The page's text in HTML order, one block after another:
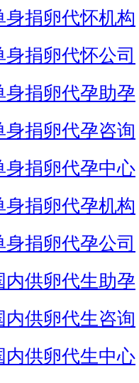
身捐卵代怀机构
身捐卵代怀公司
身捐卵代孕助孕
身捐卵代孕咨询
身捐卵代孕中心
身捐卵代孕机构
身捐卵代孕公司
内供卵代生助孕
内供卵代生咨询
内供卵代生中心